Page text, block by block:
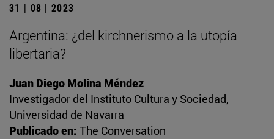
31 | 08 | 2023
Argentina: ¿del kirchnerismo a la utopía
libertaria?
Juan Diego Molina Méndez
Investigador del Instituto Cultura y Sociedad,
Universidad de Navarra
Publicado en: The Conversation